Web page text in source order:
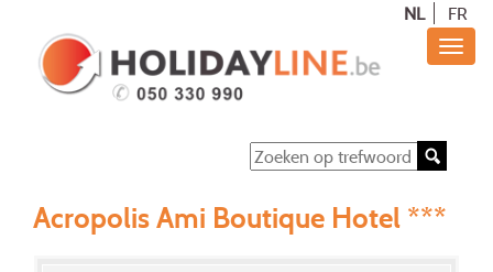
NL FR
Acropolis Ami Boutique Hotel ***